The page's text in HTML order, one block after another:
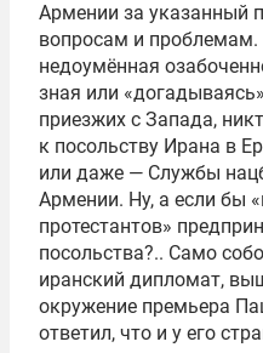
Армении за указанный
вопросам и проблемам.
недоумённая
зная или
приезжих с Запада,
к посольству Ирана в
или даже — Службы
Армении. Ну, а если бы
протестантов»
посольства?.. Само
иранский дипломат,
окружение премьера
ответил, что и у его